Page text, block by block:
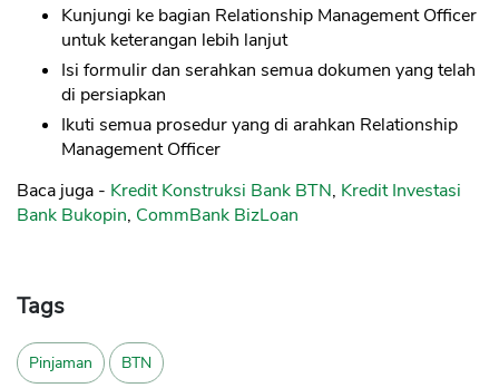
Kunjungi ke bagian Relationship Management Officer
untuk keterangan lebih lanjut
Isi formulir dan serahkan semua dokumen yang telah
di persiapkan
Ikuti semua prosedur yang di arahkan Relationship
Management Officer
Baca juga - Kredit Konstruksi Bank BTN, Kredit Investasi
Bank Bukopin, CommBank BizLoan
Tags
Pinjaman BTN